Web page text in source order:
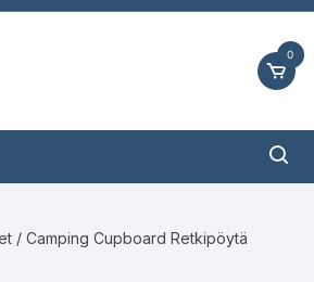
0
/ Camping Cupboard Retkipöytä